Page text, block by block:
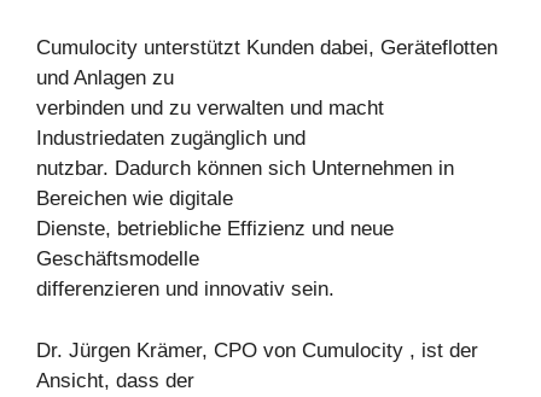
Cumulocity unterstützt Kunden dabei, Geräteflotten
und Anlagen zu
verbinden und zu verwalten und macht
Industriedaten zugänglich und
nutzbar. Dadurch können sich Unternehmen in
Bereichen wie digitale
Dienste, betriebliche Effizienz und neue
Geschäftsmodelle
differenzieren und innovativ sein.
Dr. Jürgen Krämer, CPO von Cumulocity , ist der
Ansicht, dass der